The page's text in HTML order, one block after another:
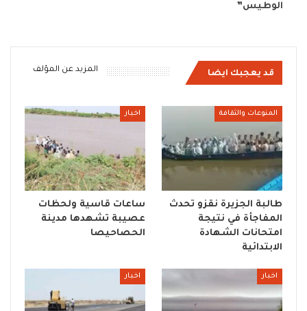
الوطيس”
قد يعجبك ايضا المزيد عن المؤلف
المنوعات والثقافة
طالبة الجزيرة نقزو تحدث
المفاجأة في نتيجة
امتحانات الشهادة
الابتدائية
اخبار
ساعات قاسية ولحظات
عصيبة تشهدها مدينة
الحصاحيصا
اخبار اخبار